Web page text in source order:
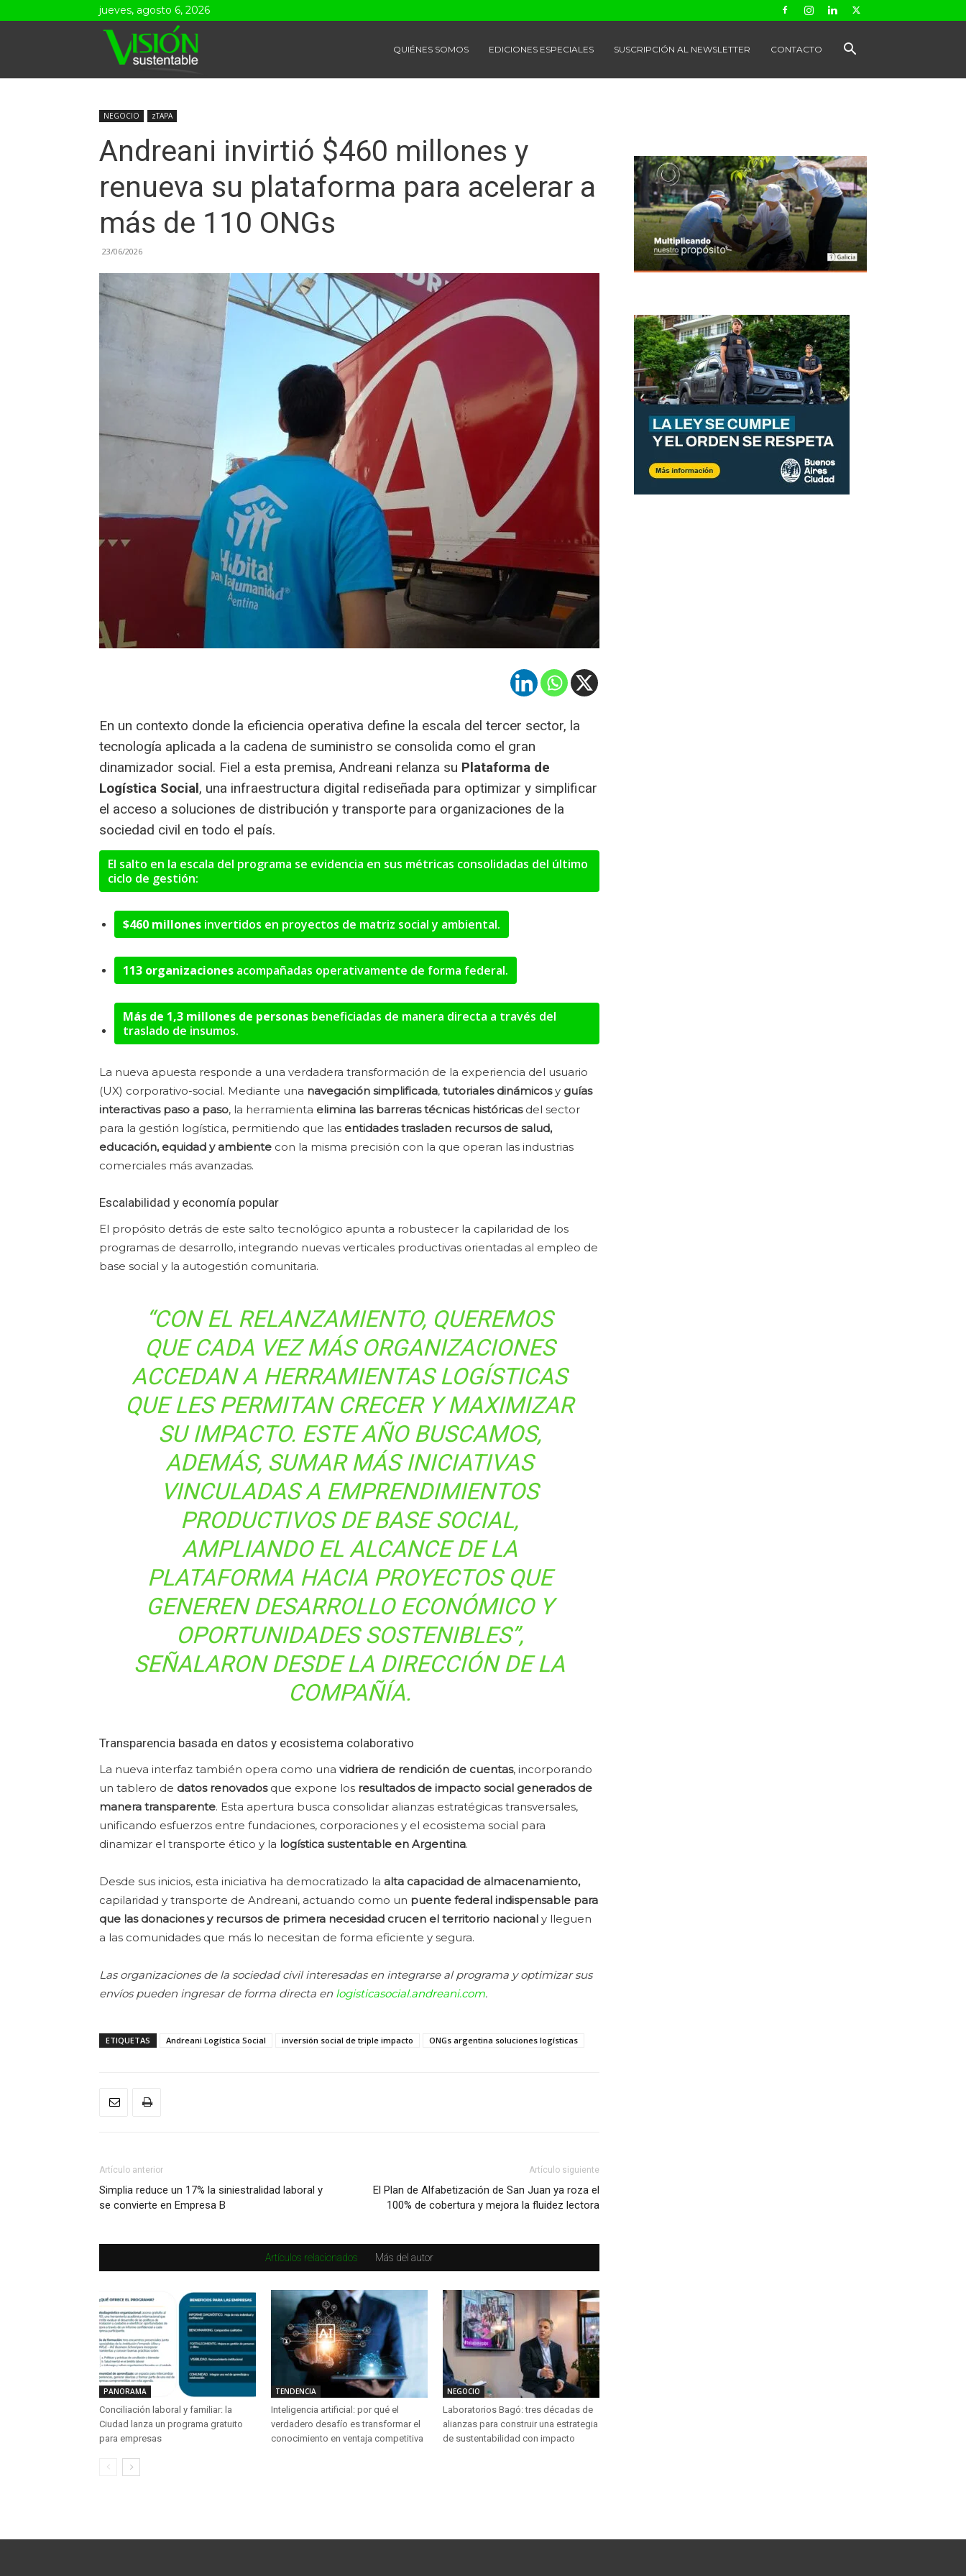
jueves, agosto 6, 2026
QUIÉNES SOMOS EDICIONES ESPECIALES SUSCRIPCIÓN AL NEWSLETTER CONTACTO
NEGOCIO zTAPA
Andreani invirtió $460 millones y
renueva su plataforma para acelerar a
más de 110 ONGs
23/06/2026
En un contexto donde la eficiencia operativa define la escala del tercer sector, la
tecnología aplicada a la cadena de suministro se consolida como el gran
dinamizador social. Fiel a esta premisa, Andreani relanza su Plataforma de
Logística Social, una infraestructura digital rediseñada para optimizar y simplificar
el acceso a soluciones de distribución y transporte para organizaciones de la
sociedad civil en todo el país.
El salto en la escala del programa se evidencia en sus métricas consolidadas del último
ciclo de gestión:
$460 millones invertidos en proyectos de matriz social y ambiental.
113 organizaciones acompañadas operativamente de forma federal.
Más de 1,3 millones de personas beneficiadas de manera directa a través del
traslado de insumos.
La nueva apuesta responde a una verdadera transformación de la experiencia del usuario
(UX) corporativo-social. Mediante una navegación simplificada, tutoriales dinámicosy guías
interactivas paso a paso, la herramienta elimina las barreras técnicas históricasdel sector
para la gestión logística, permitiendo que las entidades trasladen recursos de salud,
educación, equidad y ambiente con la misma precisión con la que operan las industrias
comerciales más avanzadas.
Escalabilidad y economía popular
El propósito detrás de este salto tecnológico apunta a robustecer la capilaridad de los
programas de desarrollo, integrando nuevas verticales productivas orientadas al empleo de
base social y la autogestión comunitaria.
“CON EL RELANZAMIENTO, QUEREMOS
QUE CADA VEZ MÁS ORGANIZACIONES
ACCEDAN A HERRAMIENTAS LOGÍSTICAS
QUE LES PERMITAN CRECER Y MAXIMIZAR
SU IMPACTO. ESTE AÑO BUSCAMOS,
ADEMÁS, SUMAR MÁS INICIATIVAS
VINCULADAS A EMPRENDIMIENTOS
PRODUCTIVOS DE BASE SOCIAL,
AMPLIANDO EL ALCANCE DE LA
PLATAFORMA HACIA PROYECTOS QUE
GENEREN DESARROLLO ECONÓMICO Y
OPORTUNIDADES SOSTENIBLES”,
SEÑALARON DESDE LA DIRECCIÓN DE LA
COMPAÑÍA.
Transparencia basada en datos y ecosistema colaborativo
La nueva interfaz también opera como una vidriera de rendición de cuentas, incorporando
un tablero de datos renovadosque expone los resultados de impacto social generados de
manera transparente. Esta apertura busca consolidar alianzas estratégicas transversales,
unificando esfuerzos entre fundaciones, corporaciones y el ecosistema social para
dinamizar el transporte ético y la logística sustentable en Argentina.
Desde sus inicios, esta iniciativa ha democratizado la alta capacidad de almacenamiento,
capilaridad y transporte de Andreani, actuando como un puente federal indispensable para
que las donaciones y recursos de primera necesidad crucen el territorio nacional y lleguen
a las comunidades que más lo necesitan de forma eficiente y segura.
Las organizaciones de la sociedad civil interesadas en integrarse al programa y optimizar sus
envíos pueden ingresar de forma directa en logisticasocial.andreani.com.
ETIQUETAS Andreani Logística Social inversión social de triple impacto ONGs argentina soluciones logísticas
Artículo anterior
Simplia reduce un 17% la siniestralidad laboral y
se convierte en Empresa B
Artículo siguiente
El Plan de Alfabetización de San Juan ya roza el
100% de cobertura y mejora la fluidez lectora
Artículos relacionados Más del autor
PANORAMA
Conciliación laboral y familiar: la
Ciudad lanza un programa gratuito
para empresas
TENDENCIA
Inteligencia artificial: por qué el
verdadero desafío es transformar el
conocimiento en ventaja competitiva
NEGOCIO
Laboratorios Bagó: tres décadas de
alianzas para construir una estrategia
de sustentabilidad con impacto